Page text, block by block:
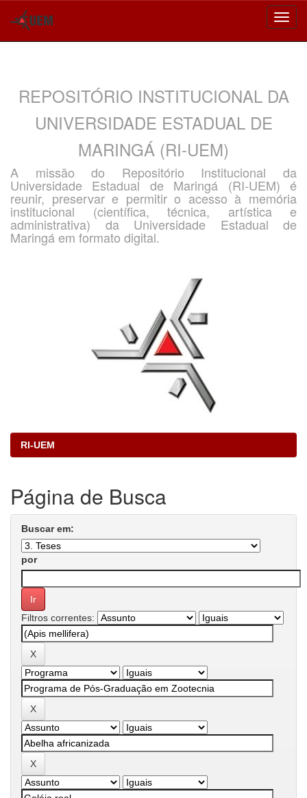
REPOSITÓRIO INSTITUCIONAL DA
UNIVERSIDADE ESTADUAL DE
MARINGÁ (RI-UEM)
A missão do Repositório Institucional da
Universidade Estadual de Maringá (RI-UEM) é
reunir, preservar e permitir o acesso à memória
institucional (científica, técnica, artística e
administrativa) da Universidade Estadual de
Maringá em formato digital.
RI-UEM
Página de Busca
Buscar em:
por
Filtros correntes: